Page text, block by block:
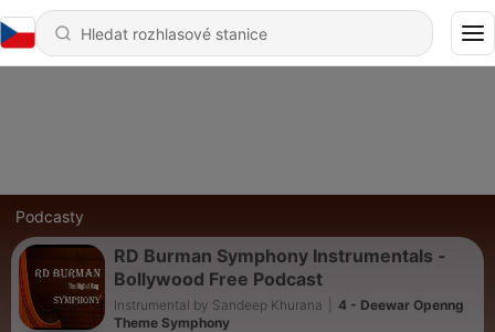
Podcasty
RD Burman Symphony Instrumentals -
Bollywood Free Podcast
Instrumental by Sandeep Khurana
4 - Deewar Openng
Theme Symphony